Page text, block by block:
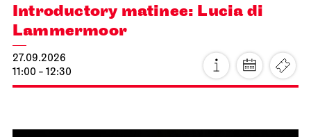
Introductory matinee: Lucia di
Lammermoor
27.09.2026
11:00 - 12:30